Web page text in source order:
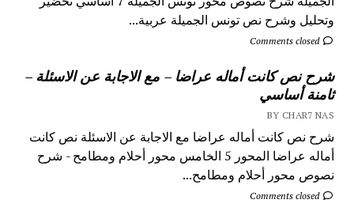
وتحليل وشرح نص تونس الجميلة عربية...
Comments closed
شرح نص كانت أماله عراضا – مع الاجابة عن الاسئلة –
ثامنة أساسي
BY CHAR7 NAS
شرح نص كانت أماله عراضا مع الاجابة عن الاسئلة نص كانت
أماله عراضا المحور 5 الخامس محور أحلام ومطامح - شرح
نصوص محور أحلام ومطامح...
Comments closed